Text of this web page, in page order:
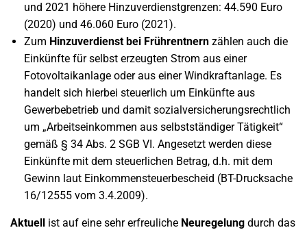
und 2021 höhere Hinzuverdienstgrenzen: 44.590 Euro
(2020) und 46.060 Euro (2021).
Zum Hinzuverdienst bei Frührentnern zählen auch die
Einkünfte für selbst erzeugten Strom aus einer
Fotovoltaikanlage oder aus einer Windkraftanlage. Es
handelt sich hierbei steuerlich um Einkünfte aus
Gewerbebetrieb und damit sozialversicherungsrechtlich
um „Arbeitseinkommen aus selbstständiger Tätigkeit“
gemäß § 34 Abs. 2 SGB VI. Angesetzt werden diese
Einkünfte mit dem steuerlichen Betrag, d.h. mit dem
Gewinn laut Einkommensteuerbescheid (BT-Drucksache
16/12555 vom 3.4.2009).
Aktuell ist auf eine sehr erfreuliche Neuregelung durch das